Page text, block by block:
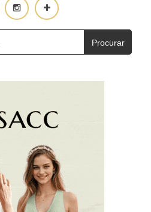
Procurar